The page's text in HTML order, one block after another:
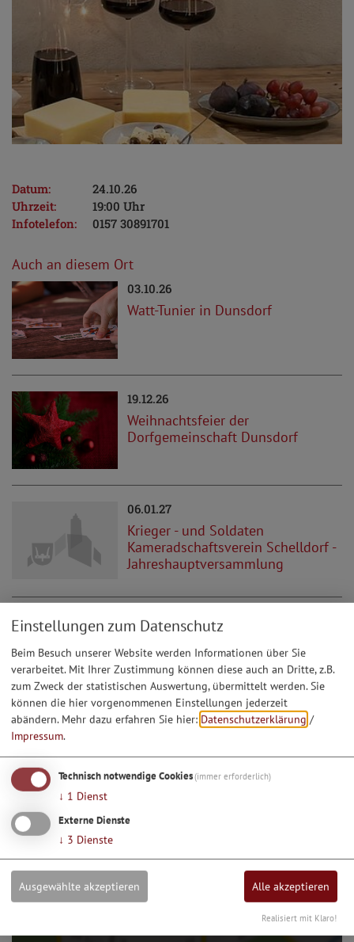
Datum:
24.10.26
Uhrzeit:
19:00 Uhr
Infotelefon:
0157 30891701
Auch an diesem Ort
03.10.26
Watt-Tunier in Dunsdorf
19.12.26
Weihnachtsfeier der
Dorfgemeinschaft Dunsdorf
06.01.27
Krieger - und Soldaten
Kameradschaftsverein Schelldorf -
Jahreshauptversammlung
30.01.27
Gemeinschaftshaus
Kinderfasching der
Dorfgemeinschaft Dunsdorf
Einstellungen zum Datenschutz
Beim Besuch unserer Website werden Informationen über Sie
verarbeitet. Mit Ihrer Zustimmung können diese auch an Dritte, z.B.
zum Zweck der statistischen Auswertung, übermittelt werden. Sie
können die hier vorgenommenen Einstellungen jederzeit
abändern. Mehr dazu erfahren Sie hier: Datenschutzerklärung /
Impressum.
Technisch notwendige Cookies(immer erforderlich)
↓ 1 Dienst
Externe Dienste
↓ 3 Dienste
Ausgewählte akzeptieren Alle akzeptieren
Realisiert mit Klaro!